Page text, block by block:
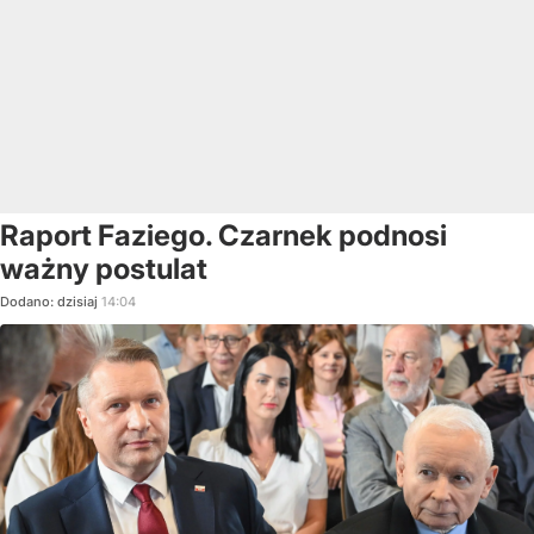
Raport Faziego. Czarnek podnosi
ważny postulat
Dodano: dzisiaj 14:04